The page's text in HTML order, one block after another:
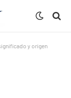
y origen